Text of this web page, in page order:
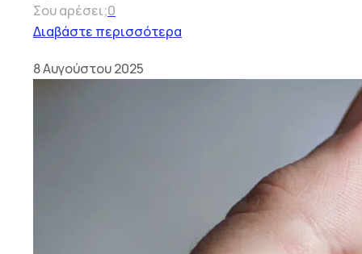
Σου αρέσει;0
Διαβάστε περισσότερα
8 Αυγούστου 2025